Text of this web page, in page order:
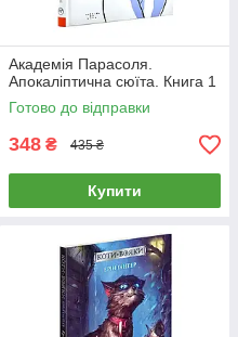
Академія Парасоля.
Апокаліптична сюїта. Книга 1
Готово до відправки
348 ₴ 435 ₴
Купити